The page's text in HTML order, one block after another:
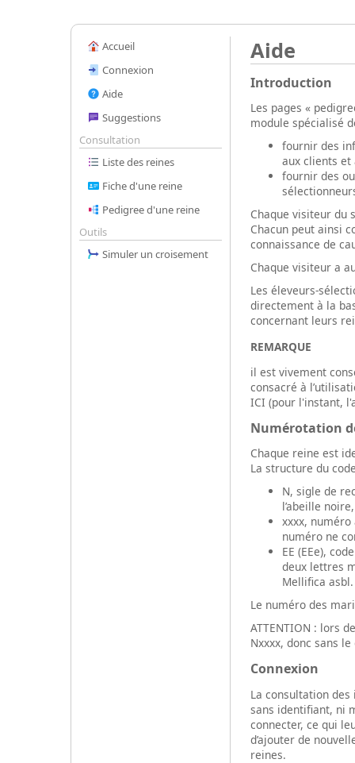
Accueil
Connexion
Aide
Suggestions
Consultation
Liste des reines
Fiche d'une reine
Pedigree d'une reine
Outils
Simuler un croisement
Aide
Introduction
Les pages «
module spécialisé
fournir des
aux clients et
fournir des
Chaque visiteur du
Chacun peut ainsi
connaissance de
Chaque visiteur a
Les éleveurs-
directement à la
concernant leurs
REMARQUE
il est vivement
consacré à
ICI (pour l'instant,
Numérotation
Chaque reine est
La structure du
N, sigle de
l’abeille
xxxx,
numéro ne
EE (EEe),
deux lettres
Mellifica asbl.
Le numéro des
ATTENTION : lors
Nxxxx, donc sans
Connexion
La consultation
sans identifiant, ni
connecter, ce qui
d’ajouter de
reines.